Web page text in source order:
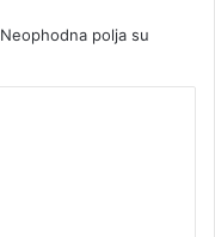
Neophodna polja su